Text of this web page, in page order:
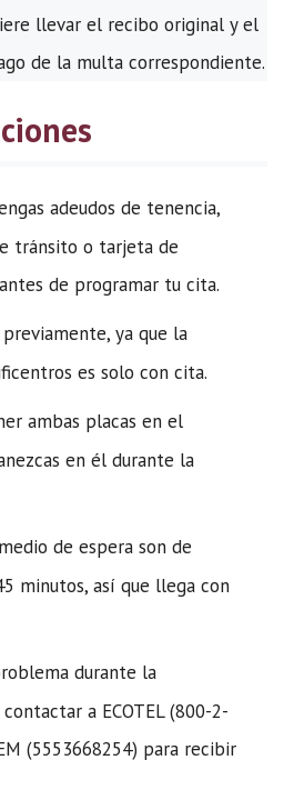
llevar el recibo original y el
de la multa correspondiente.
adeudos de tenencia,
tránsito o tarjeta de
de programar tu cita.
ya que la
es solo con cita.
ambas placas en el
en él durante la
de espera son de
minutos, así que llega con
durante la
a ECOTEL (800-2-
(5553668254) para recibir